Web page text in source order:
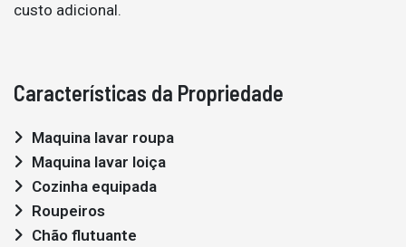
custo adicional.
Características da Propriedade
Maquina lavar roupa
Maquina lavar loiça
Cozinha equipada
Roupeiros
Chão flutuante